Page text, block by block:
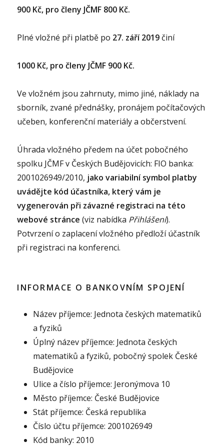
900 Kč, pro členy JČMF 800 Kč.
Plné vložné při platbě po 27. září 2019 činí
1000 Kč, pro členy JČMF 900 Kč.
Ve vložném jsou zahrnuty, mimo jiné, náklady na
sborník, zvané přednášky, pronájem počítačových
učeben, konferenční materiály a občerstvení.
Úhrada vložného předem na účet pobočného
spolku JČMF v Českých Budějovicích: FIO banka:
2001026949/2010, jako variabilní symbol platby
uvádějte kód účastníka, který vám je
vygenerován při závazné registraci na této
webové stránce(viz nabídka Přihlášení).
Potvrzení o zaplacení vložného předloží účastník
při registraci na konferenci.
INFORMACE O BANKOVNÍM SPOJENÍ
Název příjemce: Jednota českých matematiků
a fyziků
Úplný název příjemce: Jednota českých
matematiků a fyziků, pobočný spolek České
Budějovice
Ulice a číslo příjemce: Jeronýmova 10
Město příjemce: České Budějovice
Stát příjemce: Česká republika
Číslo účtu příjemce: 2001026949
Kód banky: 2010